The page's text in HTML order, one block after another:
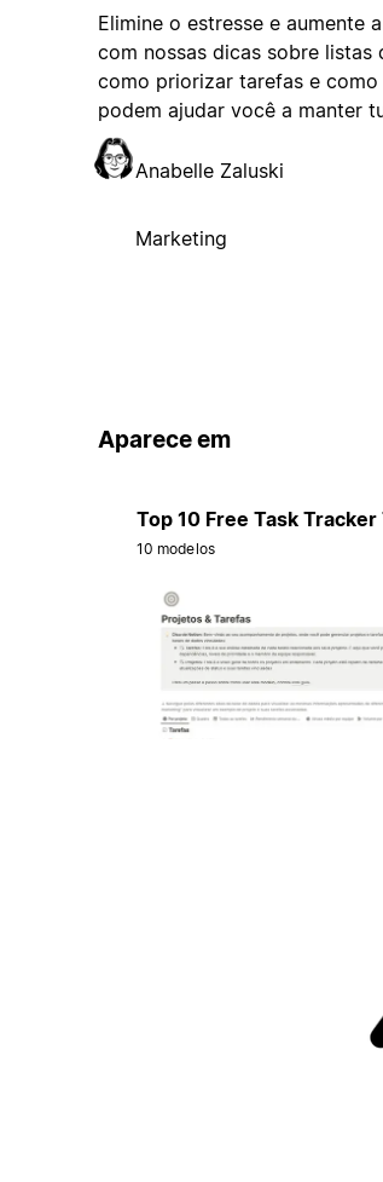
Elimine o estresse e aumente
com nossas dicas sobre listas
como priorizar tarefas e como
podem ajudar você a manter
Anabelle Zaluski
Marketing
Aparece em
Top 10 Free Task
10 modelos